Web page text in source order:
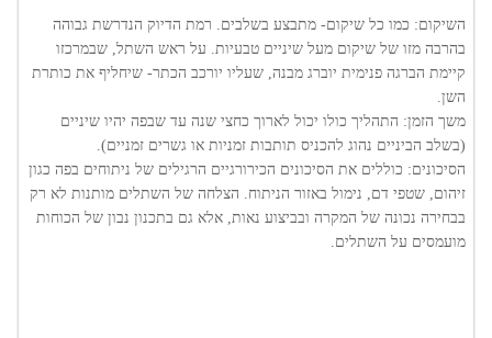
השיקום: כמו כל שיקום- מתבצע בשלבים. רמת הדיוק הנדרשת גבוהה
בהרבה מזו של שיקום מעל שיניים טבעיות. על ראש השתל, שבמרכזו
קיימת הברגה פנימית יוברג מבנה, שעליו יורכב הכתר- שיחליף את כותרת
השן.
משך הזמן: התהליך כולו יכול לארוך כחצי שנה עד שבפה יהיו שיניים
(בשלב הביניים נהוג להכניס תותבות זמניות או גשרים זמניים).
הסיכונים: כוללים את הסיכונים הכירורגיים הרגילים של ניתוחים בפה כגון
זיהום, שטפי דם, נימול באזור הניתוח. הצלחה של השתלים מותנות לא רק
בבחירה נכונה של המקרה ובביצוע נאות, אלא גם בתכנון נבון של הכוחות
מועמסים על השתלים.